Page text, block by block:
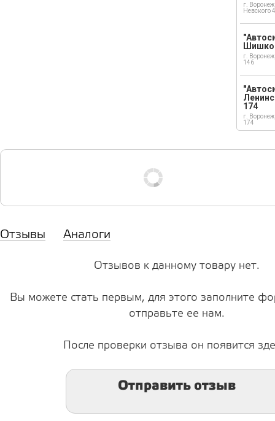
г.
Невского
г.
146
174
г.
174
Отзывы Аналоги
Отзывов к данному товару нет.
Вы можете стать первым, для этого заполните
отправьте ее нам.
После проверки отзыва он появится
Отправить отзыв